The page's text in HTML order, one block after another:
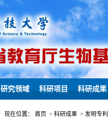
研究领域 科研项目 科研成果
现在位置： 首页 > 科研成果 > 发明专利